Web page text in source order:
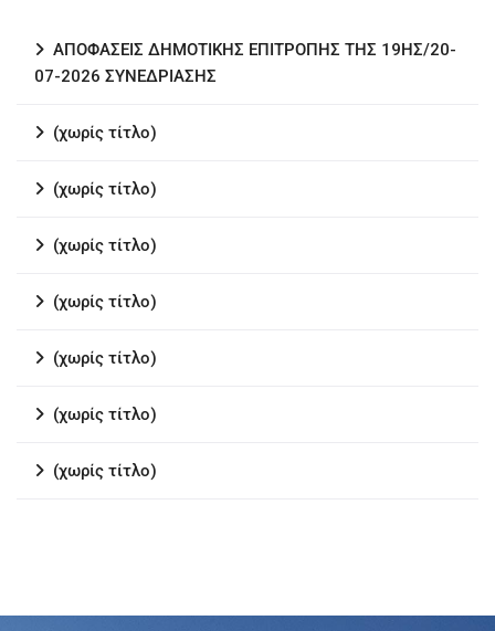
ΑΠΟΦΑΣΕΙΣ ΔΗΜΟΤΙΚΗΣ ΕΠΙΤΡΟΠΗΣ ΤΗΣ 19ΗΣ/20-
07-2026 ΣΥΝΕΔΡΙΑΣΗΣ
(χωρίς τίτλο)
(χωρίς τίτλο)
(χωρίς τίτλο)
(χωρίς τίτλο)
(χωρίς τίτλο)
(χωρίς τίτλο)
(χωρίς τίτλο)